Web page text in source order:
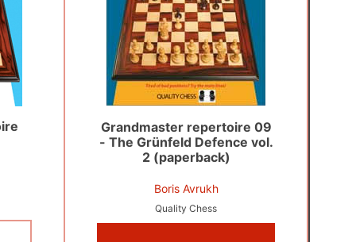
Grandmaster repertoire 09
- The Grünfeld Defence vol.
2 (paperback)
Boris Avrukh
Quality Chess